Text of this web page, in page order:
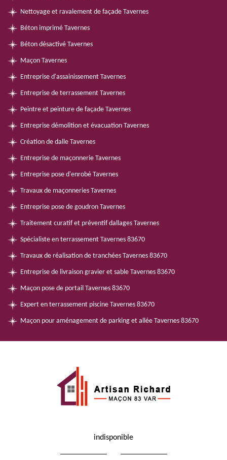
Nettoyage et ravalement de façade Tavernes
Béton imprimé Tavernes
Béton désactivé Tavernes
Maçon Tavernes
Entreprise d'assainissement Tavernes
Entreprise de terrassement Tavernes
Peintre et peinture de façade Tavernes
Entreprise démolition et évacuation Tavernes
Création de dalle Tavernes
Entreprise de maçonnerie Tavernes
Entreprise pose d'enrobé Tavernes
Travaux de maçonneries Tavernes
Entreprise pose de goudron Tavernes
Traitement curatif et préventif dallages Tavernes
Spécialiste en terrassement Tavernes 83670
Travaux de réalisation de tranchées Tavernes 83670
Entreprise de livraison gravier et sable Tavernes 83670
Maçon pose de portail Tavernes 83670
Expert en terrassement piscine Tavernes 83670
Maçon pour aménagement de parking et allée Tavernes 83670
indisponible